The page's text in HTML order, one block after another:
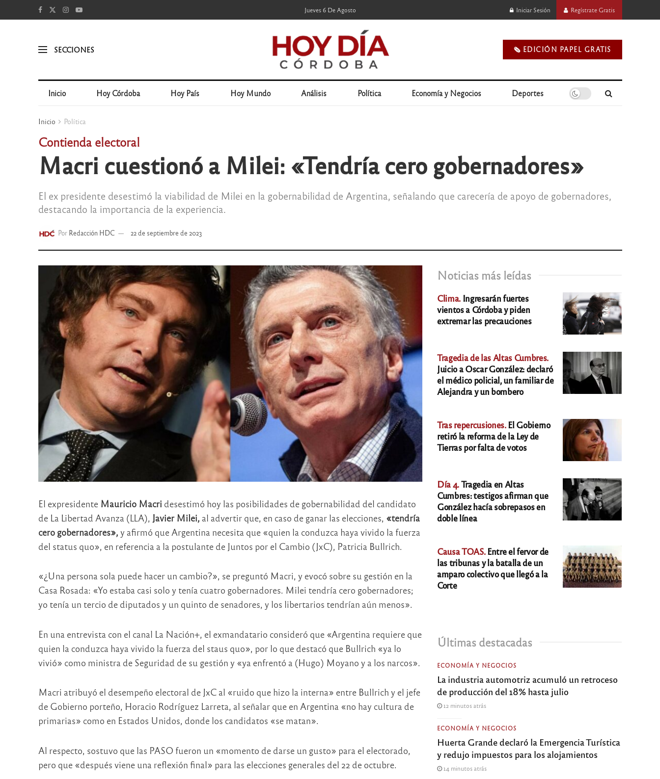
Jueves 6 De Agosto Iniciar Sesión Regístrate Gratis
SECCIONES 🗞️ EDICIÓN PAPEL GRATIS
Inicio Hoy Córdoba Hoy País Hoy Mundo Análisis Política Economía y Negocios Deportes
Inicio Política
Contienda electoral
Macri cuestionó a Milei: «Tendría cero gobernadores»
El ex presidente desestimó la viabilidad de Milei en la gobernabilidad de Argentina, señalando que carecería de apoyo de gobernadores,
destacando la importancia de la experiencia.
Por Redacción HDC 22 de septiembre de 2023
El expresidente Mauricio Macri desestimó hoy las posibilidades de gobernabilidad del candidato
de La Libertad Avanza (LLA), Javier Milei, al advertir que, en caso de ganar las elecciones, «tendría
cero gobernadores», y afirmó que Argentina necesita que «quien la conduzca haya vivido la fuerza
del status quo», en referencia a la postulante de Juntos por el Cambio (JxC), Patricia Bullrich.
«¿Una persona sola puede hacer un cambio?», se preguntó Macri, y evocó sobre su gestión en la
Casa Rosada: «Yo estaba casi solo y tenía cuatro gobernadores. Milei tendría cero gobernadores;
yo tenía un tercio de diputados y un quinto de senadores, y los libertarios tendrían aún menos».
En una entrevista con el canal La Nación+, el exmandatario consideró que «Argentina requiere que
quien la conduzca haya vivido la fuerza del staus quo», por lo que destacó que Bullrich «ya lo
vivió» como ministra de Seguridad de su gestión y «ya enfrentó a (Hugo) Moyano y a los narcos».
Macri atribuyó el desempeño electoral de JxC al «ruido que hizo la interna» entre Bullrich y el jefe
de Gobierno porteño, Horacio Rodríguez Larreta, al señalar que en Argentina «no hay cultura de
primarias» como en Estados Unidos, donde los candidatos «se matan».
Al respecto, sostuvo que las PASO fueron un «momento de darse un gusto» para el electorado,
pero que «después viene una reflexión final» para las elecciones generales del 22 de octubre.
Noticias más leídas
Clima. Ingresarán fuertes
vientos a Córdoba y piden
extremar las precauciones
Tragedia de las Altas Cumbres.
Juicio a Oscar González: declaró
el médico policial, un familiar de
Alejandra y un bombero
Tras repercusiones.El Gobierno
retiró la reforma de la Ley de
Tierras por falta de votos
Día 4.Tragedia en Altas
Cumbres: testigos afirman que
González hacía sobrepasos en
doble línea
Causa TOAS.Entre el fervor de
las tribunas y la batalla de un
amparo colectivo que llegó a la
Corte
Últimas destacadas
ECONOMÍA Y NEGOCIOS
La industria automotriz acumuló un retroceso
de producción del 18% hasta julio
12 minutos atrás
ECONOMÍA Y NEGOCIOS
Huerta Grande declaró la Emergencia Turística
y redujo impuestos para los alojamientos
14 minutos atrás